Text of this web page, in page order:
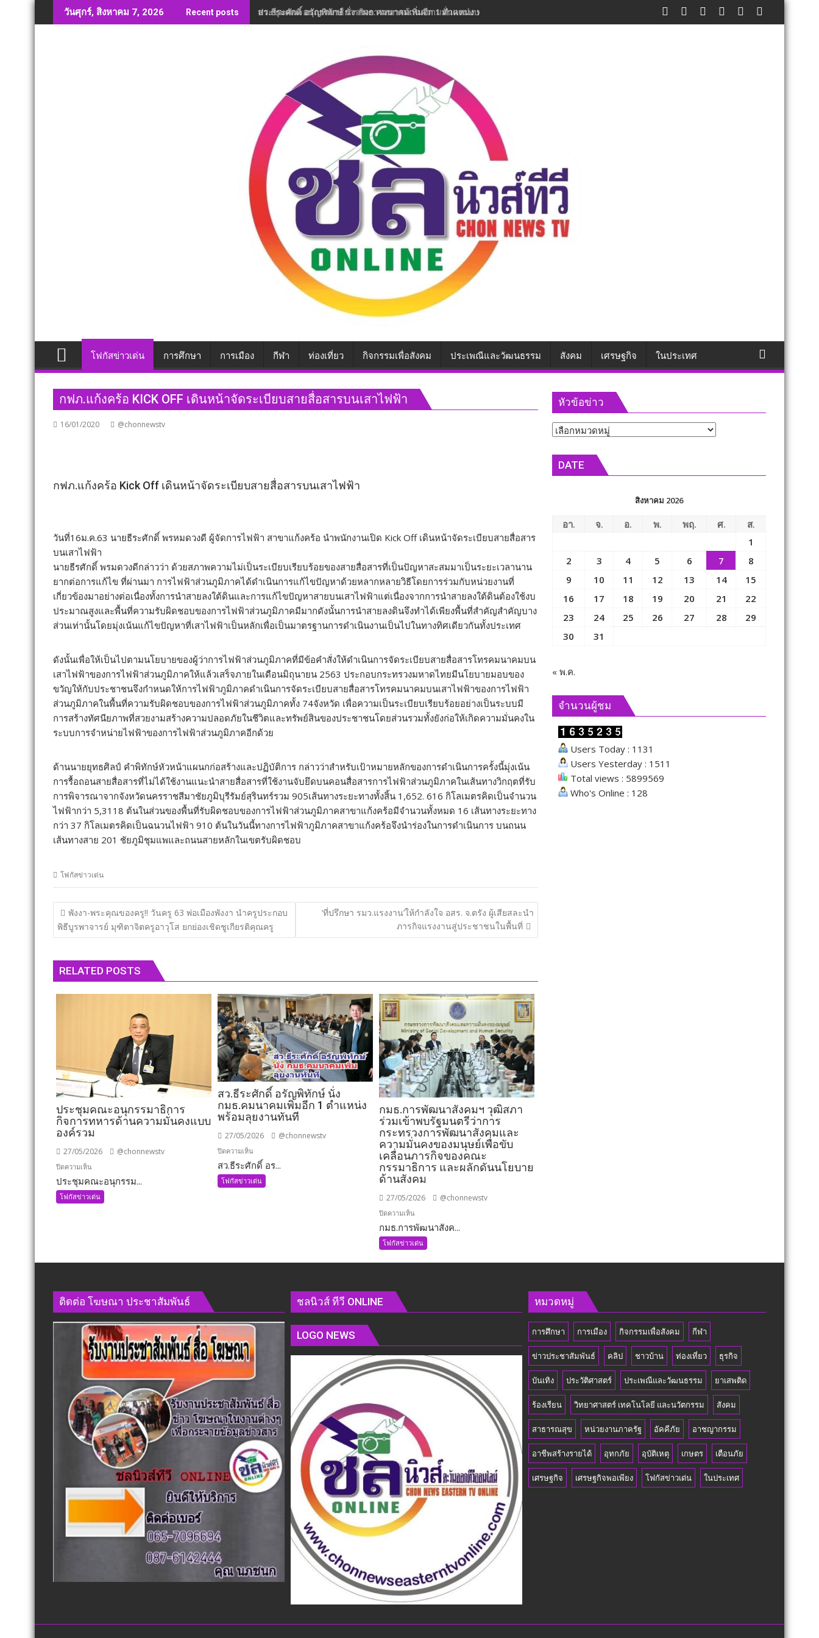
to
วันศุกร์, สิงหาคม 7, 2026 Recent posts สว.ธีระศักดิ์ อรัญพิทักษ์ นั่ง กมธ.คมนาคมเพิ่มอีก 1 ตำแหน่ง พร้อมลุยงานทันที
โฟกัสข่าวเด่น การศึกษา การเมือง กีฬา ท่องเที่ยว กิจกรรมเพื่อสังคม ประเพณีและวัฒนธรรม สังคม เศรษฐกิจ ในประเทศ
กฟภ.แก้งคร้อ KICK OFF เดินหน้าจัดระเบียบสายสื่อสารบนเสาไฟฟ้า
16/01/2020 @chonnewstv
กฟภ.แก้งคร้อ Kick Off เดินหน้าจัดระเบียบสายสื่อสารบนเสาไฟฟ้า
วันที่16ม.ค.63 นายธีระศักดิ์ พรหมดวงดี ผู้จัดการไฟฟ้า สาขาแก้งคร้อ นำพนักงานเปิด Kick Off เดินหน้าจัดระเบียบสายสื่อสาร
บนเสาไฟฟ้า
นายธีรศักดิ์ พรมดวงดีกล่าวว่า ด้วยสภาพความไม่เป็นระเบียบเรียบร้อยของสายสื่อสารที่เป็นปัญหาสะสมมาเป็นระยะเวลานาน
ยากต่อการแก้ไข ที่ผ่านมา การไฟฟ้าส่วนภูมิภาคได้ดำเนินการแก้ไขปัญหาด้วยหลากหลายวิธีโดยการร่วมกับหน่วยงานที่
เกี่ยวข้องมาอย่างต่อเนื่องทั้งการนำสายลงใต้ดินและการแก้ไขปัญหาสายบนเสาไฟฟ้าแต่เนื่องจากการนำสายลงใต้ดินต้องใช้งบ
ประมาณสูงและพื้นที่ความรับผิดชอบของการไฟฟ้าส่วนภูมิภาคมีมากดังนั้นการนำสายลงดินจึงทำได้เพียงพื้นที่สำคัญสำคัญบาง
ส่วนเท่านั้นโดยมุ่งเน้นแก้ไขปัญหาที่เสาไฟฟ้าเป็นหลักเพื่อเป็นมาตรฐานการดำเนินงานเป็นไปในทางทิศเดียวกันทั้งประเทศ
ดังนั้นเพื่อให้เป็นไปตามนโยบายของผู้ว่าการไฟฟ้าส่วนภูมิภาคที่มีข้อคำสั่งให้ดำเนินการจัดระเบียบสายสื่อสารโทรคมนาคมบน
เสาไฟฟ้าของการไฟฟ้าส่วนภูมิภาคให้แล้วเสร็จภายในเดือนมิถุนายน 2563 ประกอบกระทรวงมหาดไทยมีนโยบายมอบของ
ขวัญให้กับประชาชนจึงกำหนดให้การไฟฟ้าภูมิภาคดำเนินการจัดระเบียบสายสื่อสารโทรคมนาคมบนเสาไฟฟ้าของการไฟฟ้า
ส่วนภูมิภาคในพื้นที่ความรับผิดชอบของการไฟฟ้าส่วนภูมิภาคทั้ง 74จังหวัด เพื่อความเป็นระเบียบเรียบร้อยอย่างเป็นระบบมี
การสร้างทัศนียภาพที่สวยงามสร้างความปลอดภัยในชีวิตและทรัพย์สินของประชาชนโดยส่วนรวมทั้งยังก่อให้เกิดความมั่นคงใน
ระบบการจำหน่ายไฟฟ้าของการไฟฟ้าส่วนภูมิภาคอีกด้วย
ด้านนายยุทธศิลป์ คำพิทักษ์หัวหน้าแผนกก่อสร้างและปฏิบัติการ กล่าวว่าสำหรับเป้าหมายหลักของการดำเนินการครั้งนี้มุ่งเน้น
การรื้อถอนสายสื่อสารที่ไม่ได้ใช้งานแนะนำสายสื่อสารที่ใช้งานจับยึดบนคอนสื่อสารการไฟฟ้าส่วนภูมิภาคในเส้นทางวิกฤตที่รับ
การพิจารณาจากจังหวัดนครราชสีมาชัยภูมิบุรีรัมย์สุรินทร์รวม 905เส้นทางระยะทางทั้งสิ้น 1,652. 616 กิโลเมตรคิดเป็นจำนวน
ไฟฟ้ากว่า 5,3118 ต้นในส่วนของพื้นที่รับผิดชอบของการไฟฟ้าส่วนภูมิภาคสาขาแก้งคร้อมีจำนวนทั้งหมด 16 เส้นทางระยะทาง
กว่า 37 กิโลเมตรคิดเป็นฉนวนไฟฟ้า 910 ต้นในวันนี้ทางการไฟฟ้าภูมิภาคสาขาแก้งคร้อจึงนำร่องในการดำเนินการ บนถนน
เส้นทางสาย 201 ชัยภูมิชุมแพและถนนสายหลักในเขตรับผิดชอบ
โฟกัสข่าวเด่น
แนะแนว
เรื่อง
พังงา-พระคุณของครู!! วันครู 63 พ่อเมืองพังงา นำครูประกอบ
พิธีบูรพาจารย์ มุฑิตาจิตครูอาวุโส ยกย่องเชิดชูเกียรติคุณครู
‘ที่ปรึกษา รมว.แรงงาน’ให้กำลังใจ อสร. จ.ตรัง ผู้เสียสละนำ
ภารกิจแรงงานสู่ประชาชนในพื้นที่
RELATED POSTS
ประชุมคณะอนุกรรมาธิการ
กิจการทหารด้านความมั่นคงแบบ
องค์รวม
27/05/2026 @chonnewstv
ปิดความเห็น
ประชุม
คณะ
อนุ
แบบ
องค์
รวม
ประชุมคณะอนุกรรม...
โฟกัสข่าวเด่น
สว.ธีระศักดิ์ อรัญพิทักษ์ นั่ง
กมธ.คมนาคมเพิ่มอีก 1 ตำแหน่ง
พร้อมลุยงานทันที
27/05/2026 @chonnewstv
ปิดความเห็น
สว.ธีร
ะ
ศักดิ์
พร้อม
ลุย
งาน
ทันที
สว.ธีระศักดิ์ อร...
โฟกัสข่าวเด่น
กมธ.การพัฒนาสังคมฯ วุฒิสภา
ร่วมเข้าพบรัฐมนตรีว่าการ
กระทรวงการพัฒนาสังคมและ
ความมั่นคงของมนุษย์เพื่อขับ
เคลื่อนภารกิจของคณะ
กรรมาธิการ และผลักดันนโยบาย
ด้านสังคม
27/05/2026 @chonnewstv
ปิดความเห็น
กมธ.การ
พัฒนา
สังคมฯ
กระทรวง
การ
พัฒนา
มั่นคง
ของ
มนุษย์
เพื่อ
ขับ
เคลื่อน
ภารกิจ
ของ
ผลัก
ดัน
นโยบาย
กมธ.การพัฒนาสังค...
โฟกัสข่าวเด่น
หัวข้อข่าว
หัวข้อ
DATE
สิงหาคม 2026
อา. จ. อ. พ. พฤ. ศ.
ส.
1
2
3 4 5 6 7
8
9
10 11 12 13 14
15
16
17 18 19 20 21
22
23
24 25 26 27 28
29
30
31
« พ.ค.
จำนวนผู้ชม
Users Today : 1131
Users Yesterday : 1511
Total views : 5899569
Who's Online : 128
ติดต่อ​ โฆษณา​ ประชาสัมพันธ์ ชลนิวส์ ทีวี ONLINE
LOGO NEWS
หมวดหมู่
การศึกษา การเมือง กิจกรรมเพื่อสังคม กีฬา
ข่าวประชาสัมพันธ์ คลิป ชาวบ้าน ท่องเที่ยว ธุรกิจ
บันเทิง ประวัติศาสตร์ ประเพณีและวัฒนธรรม ยาเสพติด
ร้องเรียน วิทยาศาสตร์ เทคโนโลยี และนวัตกรรม สังคม
สาธารณสุข หน่วยงานภาครัฐ อัคคีภัย อาชญากรรม
อาชีพสร้างรายได้ อุทกภัย อุบัติเหตุ เกษตร เตือนภัย
เศรษฐกิจ เศรษฐกิจพอเพียง โฟกัสข่าวเด่น ในประเทศ